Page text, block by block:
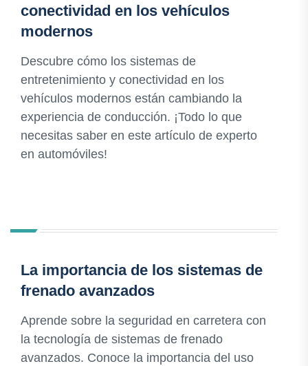
conectividad en los vehículos
modernos
Descubre cómo los sistemas de
entretenimiento y conectividad en los
vehículos modernos están cambiando la
experiencia de conducción. ¡Todo lo que
necesitas saber en este artículo de experto
en automóviles!
La importancia de los sistemas de
frenado avanzados
Aprende sobre la seguridad en carretera con
la tecnología de sistemas de frenado
avanzados. Conoce la importancia del uso